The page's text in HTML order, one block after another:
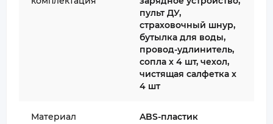
пульт ДУ,
страховочный шнур,
бутылка для воды,
провод-удлинитель,
сопла х 4 шт, чехол,
чистящая салфетка х
4 шт
Материал ABS-пластик